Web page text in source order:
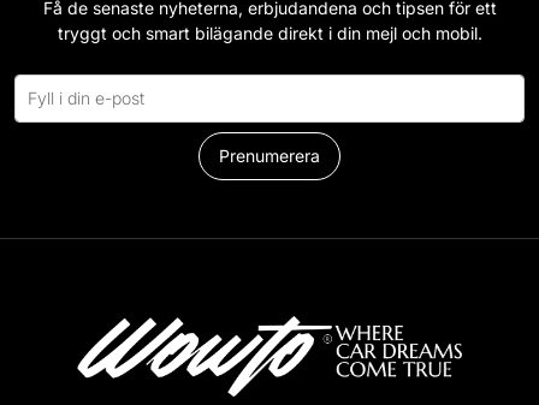
Få de senaste nyheterna, erbjudandena och tipsen för ett
tryggt och smart bilägande direkt i din mejl och mobil.
Prenumerera